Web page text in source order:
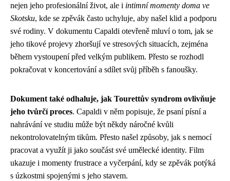
nejen jeho profesionální život, ale i intimní momenty doma ve
Skotsku, kde se zpěvák často uchyluje, aby našel klid a podporu
své rodiny. V dokumentu Capaldi otevřeně mluví o tom, jak se
jeho tikové projevy zhoršují ve stresových situacích, zejména
během vystoupení před velkým publikem. Přesto se rozhodl
pokračovat v koncertování a sdílet svůj příběh s fanoušky.
Dokument také odhaluje, jak Tourettův syndrom ovlivňuje
jeho tvůrčí proces. Capaldi v něm popisuje, že psaní písní a
nahrávání ve studiu může být někdy náročné kvůli
nekontrolovatelným tikům. Přesto našel způsoby, jak s nemocí
pracovat a využít ji jako součást své umělecké identity. Film
ukazuje i momenty frustrace a vyčerpání, kdy se zpěvák potýká
s úzkostmi spojenými s jeho stavem.